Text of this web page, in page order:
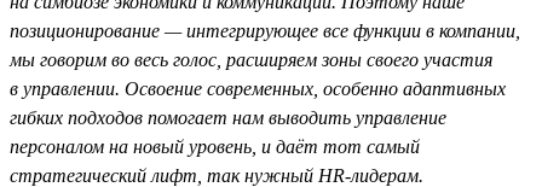
позиционирование — интегрирующее все функции в компании,
мы говорим во весь голос, расширяем зоны своего участия
в управлении. Освоение современных, особенно адаптивных
гибких подходов помогает нам выводить управление
персоналом на новый уровень, и даёт тот самый
стратегический лифт, так нужный HR-лидерам.